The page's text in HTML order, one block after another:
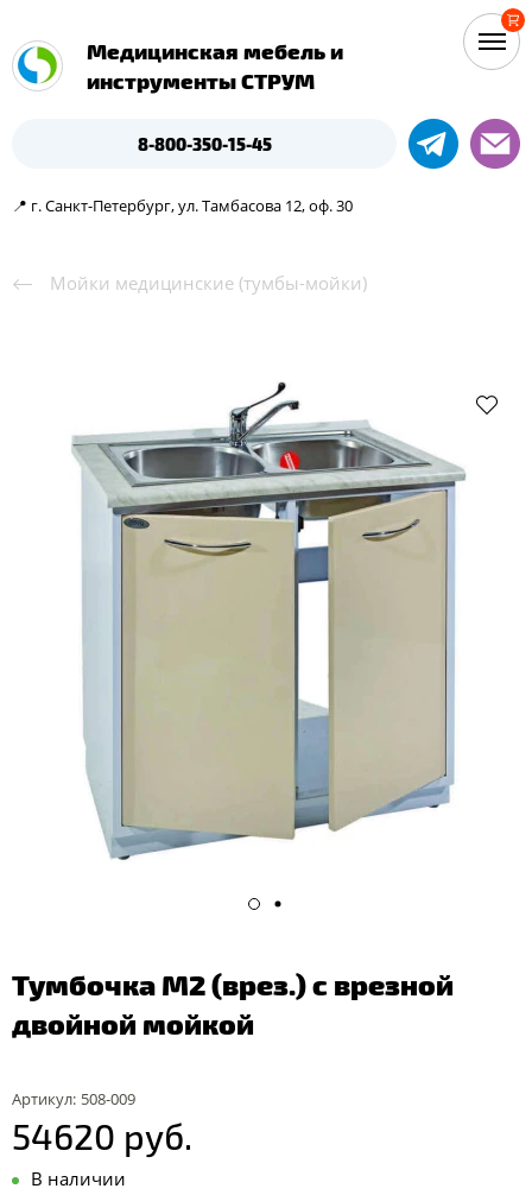
Медицинская мебель и
инструменты СТРУМ
8-800-350-15-45
📍 г. Санкт-Петербург, ул. Тамбасова 12, оф. 30
Мойки медицинские (тумбы-мойки)
Тумбочка М2 (врез.) с врезной
двойной мойкой
Артикул: 508-009
54620 руб.
В наличии